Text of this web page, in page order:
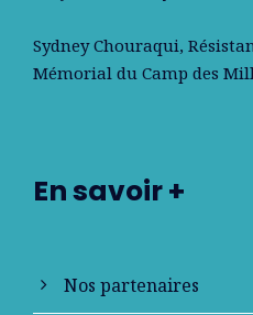
Sydney Chouraqui,
Mémorial du Camp des
En savoir +
Nos partenaires